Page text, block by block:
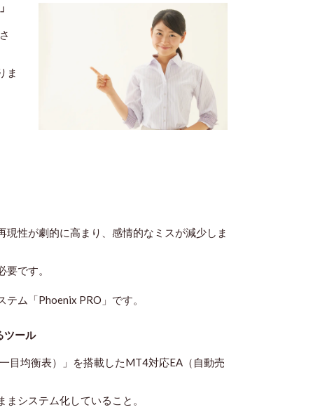
ま
性が劇的に高まり、感情的なミスが減少しま
です。
ム「Phoenix PRO」です。
ツール
目均衡表）」を搭載したMT4対応EA（自動売
まシステム化している こと。